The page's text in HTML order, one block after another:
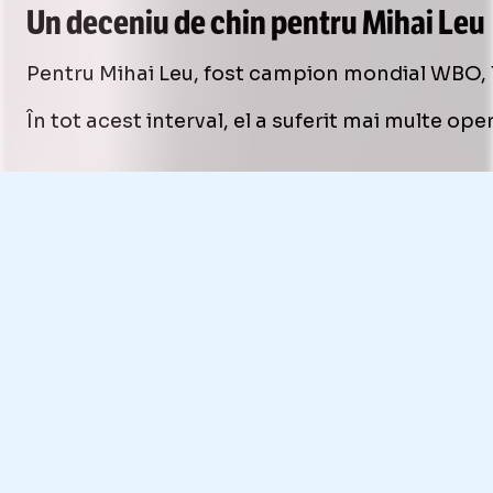
Un deceniu de chin pentru Mihai Leu
Pentru Mihai Leu, fost campion mondial
În tot acest interval, el a suferit mai multe